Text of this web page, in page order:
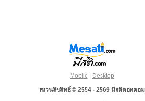
Mobile | Desktop
สงวนลิขสิทธิ์ © 2554 - 2569 มีสติดอทคอม